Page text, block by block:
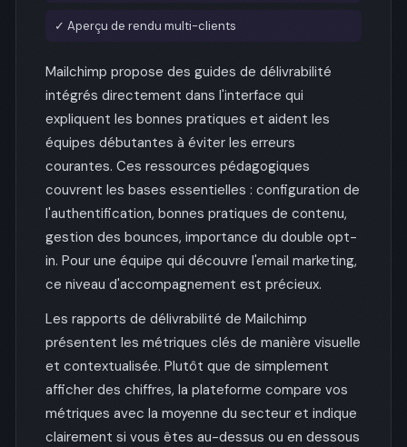
✓ Aperçu de rendu multi-clients
Mailchimp propose des guides de délivrabilité
intégrés directement dans l'interface qui
expliquent les bonnes pratiques et aident les
équipes débutantes à éviter les erreurs
courantes. Ces ressources pédagogiques
couvrent les bases essentielles : configuration de
l'authentification, bonnes pratiques de contenu,
gestion des bounces, importance du double opt-
in. Pour une équipe qui découvre l'email marketing,
ce niveau d'accompagnement est précieux.
Les rapports de délivrabilité de Mailchimp
présentent les métriques clés de manière visuelle
et contextualisée. Plutôt que de simplement
afficher des chiffres, la plateforme compare vos
métriques avec la moyenne du secteur et indique
clairement si vous êtes au-dessus ou en dessous